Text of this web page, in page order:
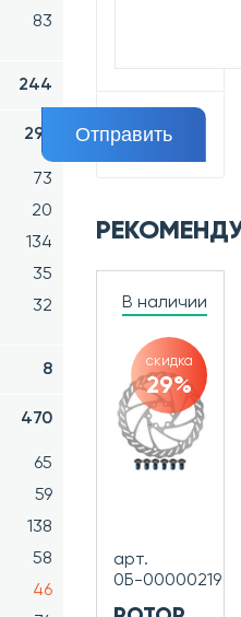
83
244
296
73
20
134
35
32
8
470
65
59
138
58
46
В наличии
скидка
29%
арт.
0Б-00000219